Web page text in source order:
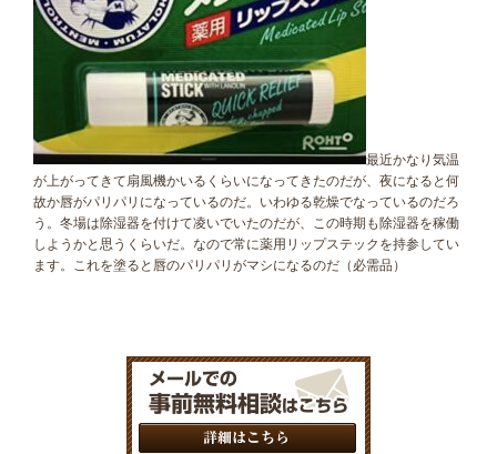
最近かなり気温
が上がってきて扇風機かいるくらいになってきたのだが、夜になると何
故か唇がパリパリになっているのだ。いわゆる乾燥でなっているのだろ
う。冬場は除湿器を付けて凌いでいたのだが、この時期も除湿器を稼働
しようかと思うくらいだ。なので常に薬用リップステックを持参してい
ます。これを塗ると唇のパリパリがマシになるのだ（必需品）